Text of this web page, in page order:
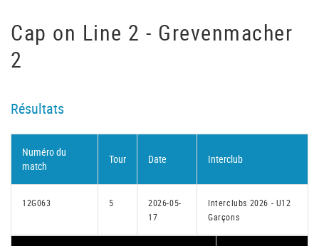
Cap on Line 2 - Grevenmacher
2
Résultats
Numéro du
match
Tour Date Interclub
12G063 5
2026-05-
17
Interclubs 2026 - U12
Garçons